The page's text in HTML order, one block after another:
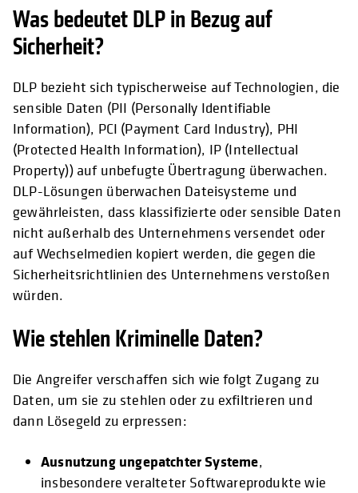
Was bedeutet DLP in Bezug auf
Sicherheit?
DLP bezieht sich typischerweise auf Technologien, die
sensible Daten (PII (Personally Identifiable
Information), PCI (Payment Card Industry), PHI
(Protected Health Information), IP (Intellectual
Property)) auf unbefugte Übertragung überwachen.
DLP-Lösungen überwachen Dateisysteme und
gewährleisten, dass klassifizierte oder sensible Daten
nicht außerhalb des Unternehmens versendet oder
auf Wechselmedien kopiert werden, die gegen die
Sicherheitsrichtlinien des Unternehmens verstoßen
würden.
Wie stehlen Kriminelle Daten?
Die Angreifer verschaffen sich wie folgt Zugang zu
Daten, um sie zu stehlen oder zu exfiltrieren und
dann Lösegeld zu erpressen:
Ausnutzung ungepatchter Systeme,
insbesondere veralteter Softwareprodukte wie